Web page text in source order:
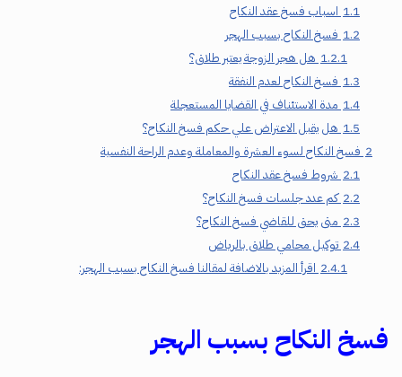
1.1 اسباب فسخ عقد النكاح
1.2 فسخ النكاح بسبب الهجر
1.2.1 هل هجر الزوجة يعتبر طلاق؟
1.3 فسخ النكاح لعدم النفقة
1.4 مدة الاستئناف في القضايا المستعجلة
1.5 هل يقبل الاعتراض علي حكم فسخ النكاح؟
2 فسخ النكاح لسوء العشرة والمعاملة وعدم الراحة النفسية
2.1 شروط فسخ عقد النكاح
2.2 كم عدد جلسات فسخ النكاح؟
2.3 متى يحق للقاضي فسخ النكاح؟
2.4 توكيل محامي طلاق بالرياض
2.4.1 اقرأ المزيد بالاضافة لمقالنا فسخ النكاح بسبب الهجر:
فسخ النكاح بسبب الهجر